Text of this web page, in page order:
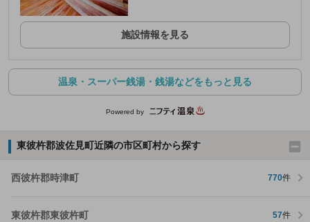
施設情報を見る
温泉・スーパー銭湯・銭湯などをもっと見る
Powered by
東彼杵郡波佐見町近隣の市区町村から探す
西彼杵郡時津町 770件
東彼杵郡東彼杵町 57件